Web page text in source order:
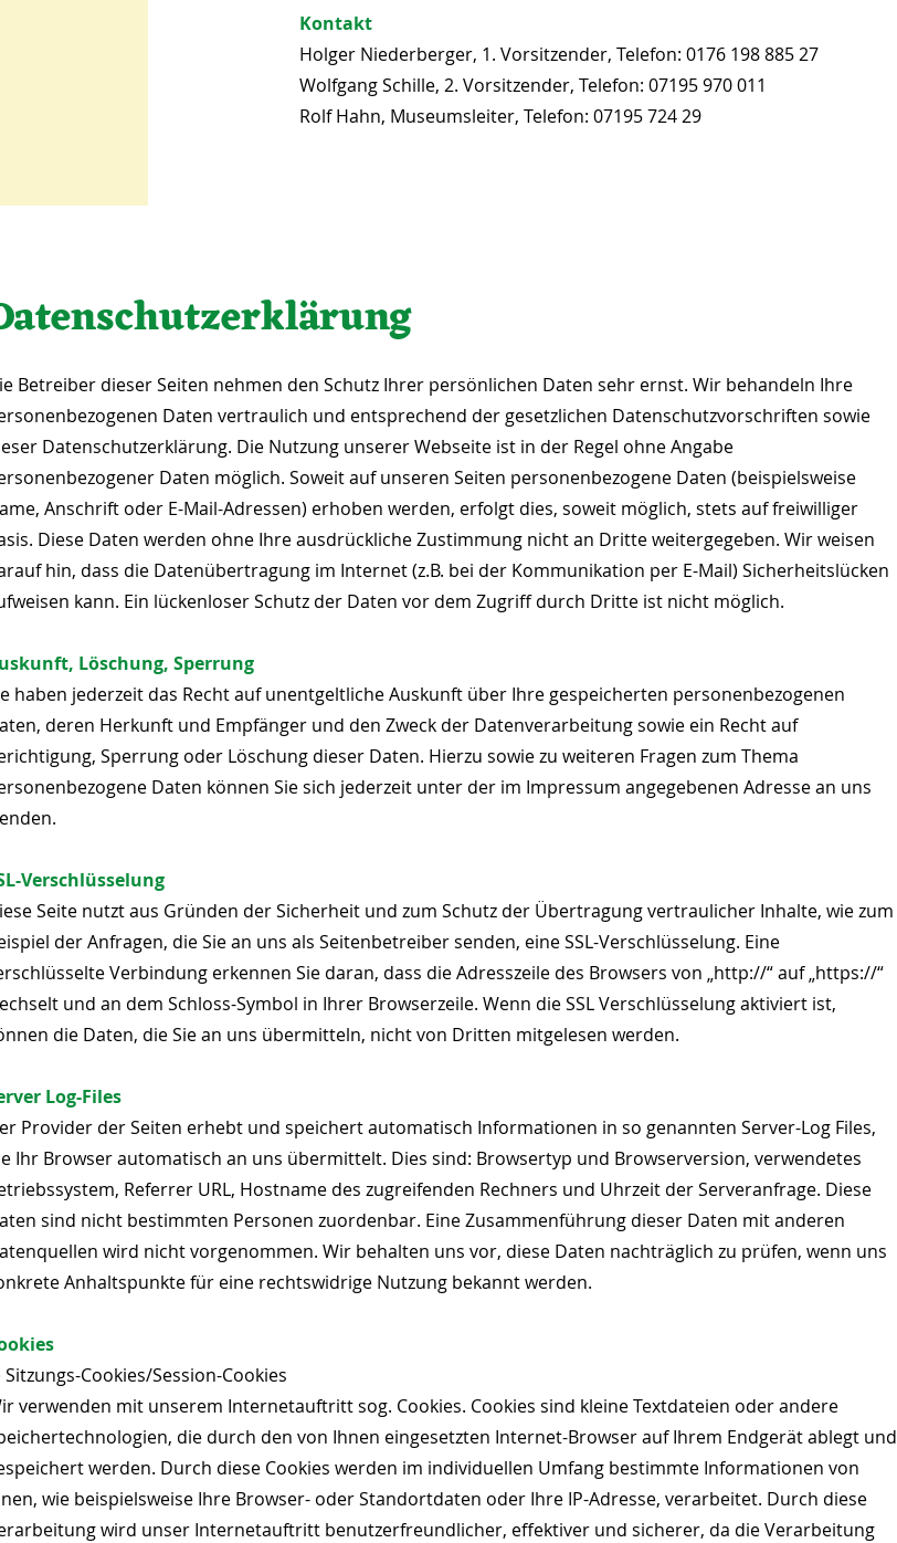
Kontakt
Holger Niederberger, 1. Vorsitzender, Telefon: 0176 198 885 27
Wolfgang Schille, 2. Vorsitzender, Telefon: 07195 970 011
Rolf Hahn, Museumsleiter, Telefon: 07195 724 29
Betreiber dieser Seiten nehmen den Schutz Ihrer persönlichen Daten sehr ernst. Wir behandeln Ihre
Daten vertraulich und entsprechend der gesetzlichen Datenschutzvorschriften sowie
Datenschutzerklärung. Die Nutzung unserer Webseite ist in der Regel ohne Angabe
Daten möglich. Soweit auf unseren Seiten personenbezogene Daten (beispielsweise
Anschrift oder E-Mail-Adressen) erhoben werden, erfolgt dies, soweit möglich, stets auf freiwilliger
Diese Daten werden ohne Ihre ausdrückliche Zustimmung nicht an Dritte weitergegeben. Wir weisen
hin, dass die Datenübertragung im Internet (z.B. bei der Kommunikation per E-Mail) Sicherheitslücken
kann. Ein lückenloser Schutz der Daten vor dem Zugriff durch Dritte ist nicht möglich.
Löschung, Sperrung
haben jederzeit das Recht auf unentgeltliche Auskunft über Ihre gespeicherten personenbezogenen
deren Herkunft und Empfänger und den Zweck der Datenverarbeitung sowie ein Recht auf
Sperrung oder Löschung dieser Daten. Hierzu sowie zu weiteren Fragen zum Thema
Daten können Sie sich jederzeit unter der im Impressum angegebenen Adresse an uns
Verschlüsselung
Seite nutzt aus Gründen der Sicherheit und zum Schutz der Übertragung vertraulicher Inhalte, wie zum
der Anfragen, die Sie an uns als Seitenbetreiber senden, eine SSL-Verschlüsselung. Eine
Verbindung erkennen Sie daran, dass die Adresszeile des Browsers von „http://“ auf „https://“
und an dem Schloss-Symbol in Ihrer Browserzeile. Wenn die SSL Verschlüsselung aktiviert ist,
die Daten, die Sie an uns übermitteln, nicht von Dritten mitgelesen werden.
Log-Files
Provider der Seiten erhebt und speichert automatisch Informationen in so genannten Server-Log Files,
Ihr Browser automatisch an uns übermittelt. Dies sind: Browsertyp und Browserversion, verwendetes
Referrer URL, Hostname des zugreifenden Rechners und Uhrzeit der Serveranfrage. Diese
sind nicht bestimmten Personen zuordenbar. Eine Zusammenführung dieser Daten mit anderen
wird nicht vorgenommen. Wir behalten uns vor, diese Daten nachträglich zu prüfen, wenn uns
Anhaltspunkte für eine rechtswidrige Nutzung bekannt werden.
Sitzungs-Cookies/Session-Cookies
verwenden mit unserem Internetauftritt sog. Cookies. Cookies sind kleine Textdateien oder andere
die durch den von Ihnen eingesetzten Internet-Browser auf Ihrem Endgerät ablegt und
werden. Durch diese Cookies werden im individuellen Umfang bestimmte Informationen von
wie beispielsweise Ihre Browser- oder Standortdaten oder Ihre IP-Adresse, verarbeitet. Durch diese
wird unser Internetauftritt benutzerfreundlicher, effektiver und sicherer, da die Verarbeitung